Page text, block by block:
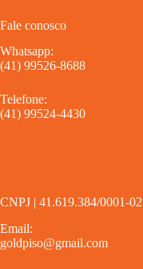
Fale conosco
Whatsapp:
(41) 99526-8688
Telefone:
(41) 99524-4430
CNPJ | 41.619.384/0001-02
Email:
goldpiso@gmail.com